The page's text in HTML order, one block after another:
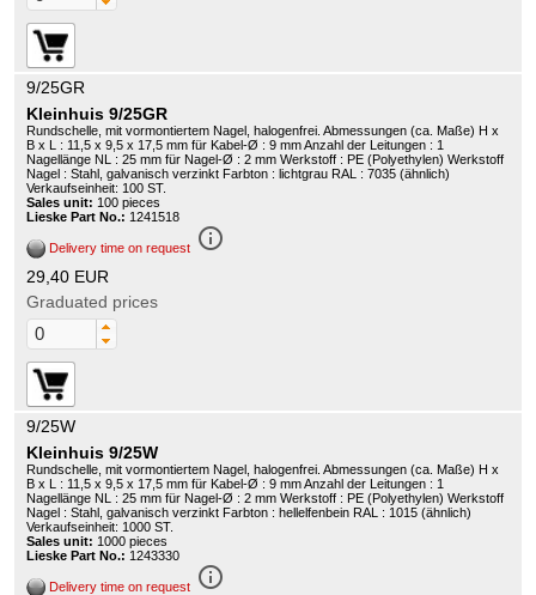
9/25GR
Kleinhuis 9/25GR
Rundschelle, mit vormontiertem Nagel, halogenfrei. Abmessungen (ca. Maße) H x
B x L : 11,5 x 9,5 x 17,5 mm für Kabel-Ø : 9 mm Anzahl der Leitungen : 1
Nagellänge NL : 25 mm für Nagel-Ø : 2 mm Werkstoff : PE (Polyethylen) Werkstoff
Nagel : Stahl, galvanisch verzinkt Farbton : lichtgrau RAL : 7035 (ähnlich)
Verkaufseinheit: 100 ST.
Sales unit: 100 pieces
Lieske Part No.: 1241518
Delivery time on request info_outline
29,40 EUR
Graduated prices
9/25W
Kleinhuis 9/25W
Rundschelle, mit vormontiertem Nagel, halogenfrei. Abmessungen (ca. Maße) H x
B x L : 11,5 x 9,5 x 17,5 mm für Kabel-Ø : 9 mm Anzahl der Leitungen : 1
Nagellänge NL : 25 mm für Nagel-Ø : 2 mm Werkstoff : PE (Polyethylen) Werkstoff
Nagel : Stahl, galvanisch verzinkt Farbton : hellelfenbein RAL : 1015 (ähnlich)
Verkaufseinheit: 1000 ST.
Sales unit: 1000 pieces
Lieske Part No.: 1243330
Delivery time on request info_outline